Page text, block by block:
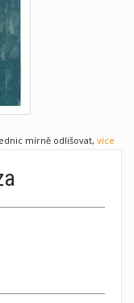
mírně odlišovat, více